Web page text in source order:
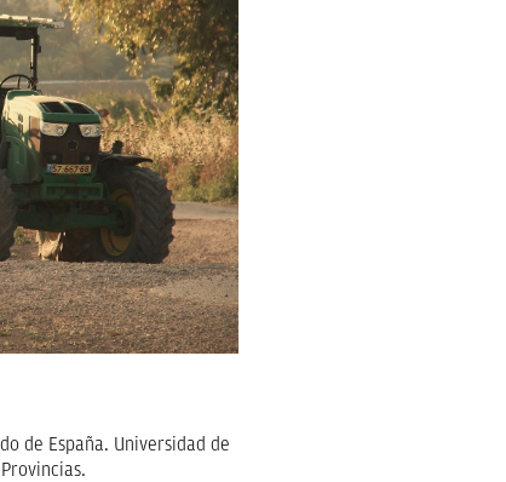
de España. Universidad de